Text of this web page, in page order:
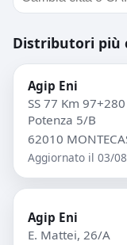
Distributori più
Agip Eni
SS 77 Km
Potenza 5/B
62010
Aggiornato il 03/
Agip Eni
E. Mattei, 26/A